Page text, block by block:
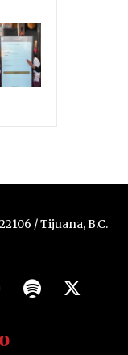
/ Tijuana, B.C.